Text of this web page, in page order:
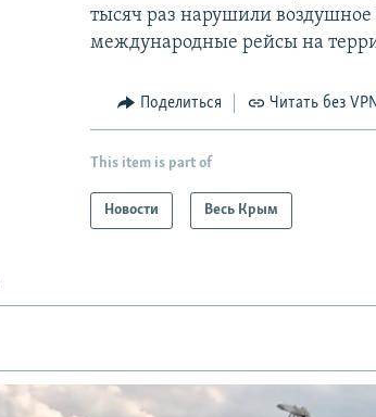
тысяч раз нарушили
международные рейсы на
Поделиться Читать без VPN
This item is part of
Новости Весь Крым